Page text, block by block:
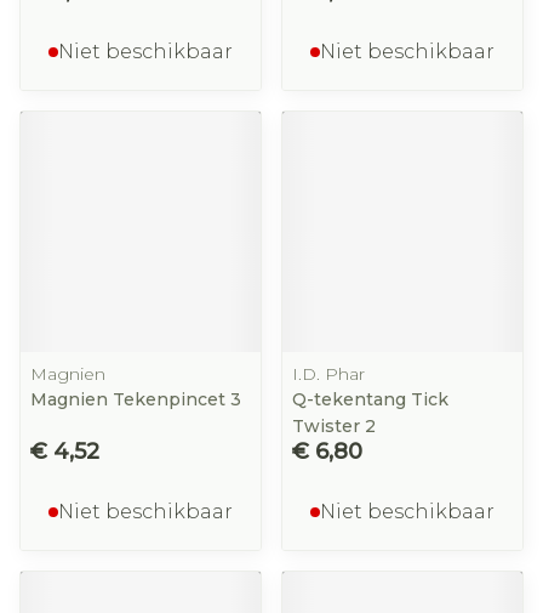
Niet beschikbaar Niet beschikbaar
Magnien
Magnien Tekenpincet 3
€ 4,52
Niet beschikbaar
I.D. Phar
Q-tekentang Tick
Twister 2
€ 6,80
Niet beschikbaar